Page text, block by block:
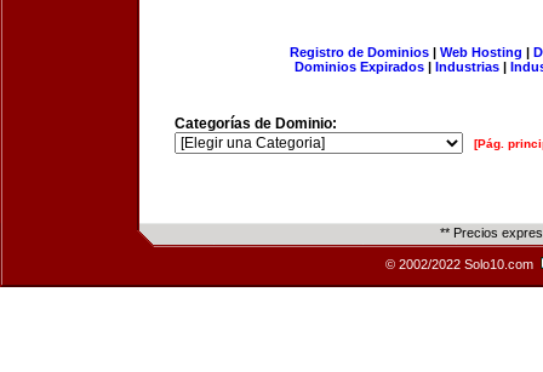
Registro de Dominios| Web Hosting |
Dominios Expirados | Industrias |
Categorías de Dominio:
[Pág.
** Precios
© 2002/2022 Solo10.com